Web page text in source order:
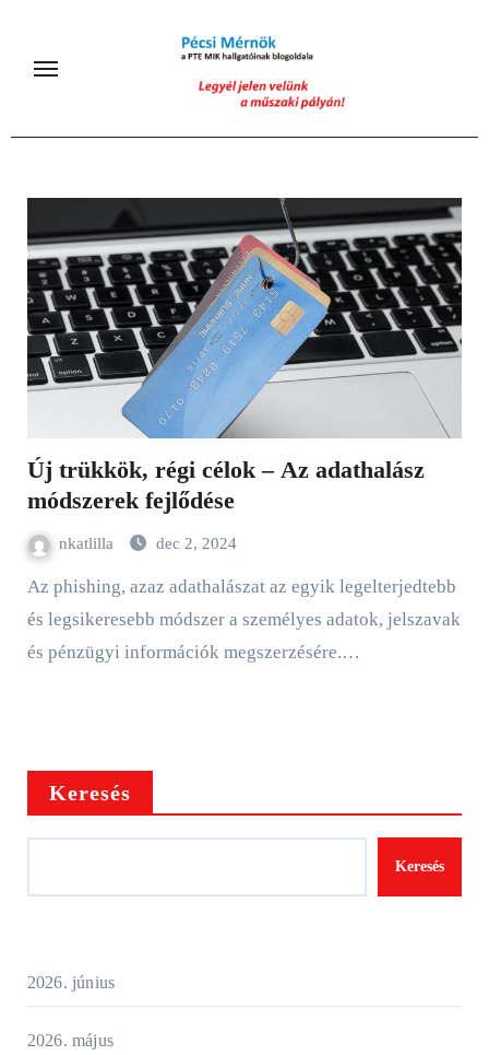
content
Új trükkök, régi célok – Az adathalász
módszerek fejlődése
nkatlilla dec 2, 2024
Az phishing, azaz adathalászat az egyik legelterjedtebb
és legsikeresebb módszer a személyes adatok, jelszavak
és pénzügyi információk megszerzésére.…
Keresés
Keresés
2026. június
2026. május